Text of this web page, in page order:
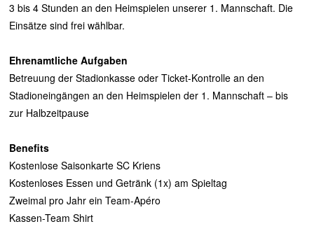
3 bis 4 Stunden an den Heimspielen unserer 1. Mannschaft. Die
Einsätze sind frei wählbar.
Ehrenamtliche Aufgaben
Betreuung der Stadionkasse oder Ticket-Kontrolle an den
Stadioneingängen an den Heimspielen der 1. Mannschaft – bis
zur Halbzeitpause
Benefits
Kostenlose Saisonkarte SC Kriens
Kostenloses Essen und Getränk (1x) am Spieltag
Zweimal pro Jahr ein Team-Apéro
Kassen-Team Shirt